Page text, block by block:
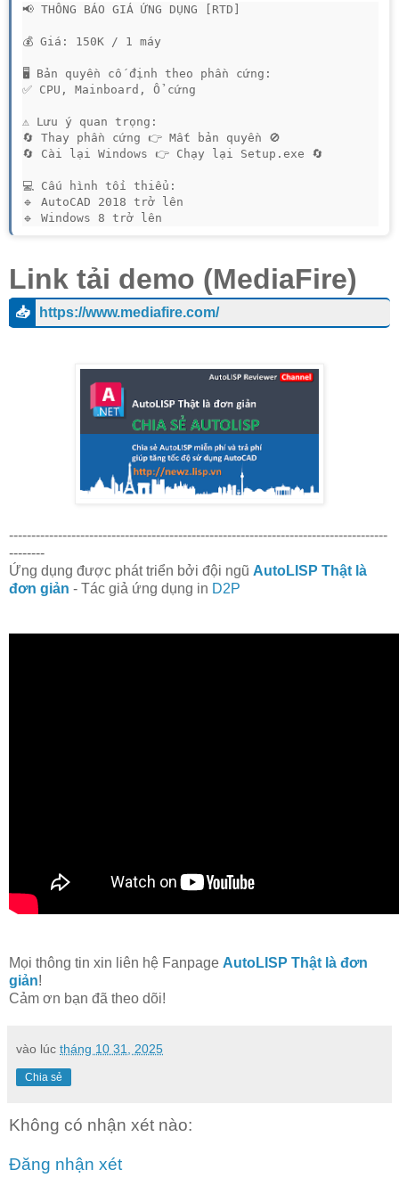
📢 THÔNG BÁO GIÁ ỨNG DỤNG [RTD]
💰 Giá: 150K / 1 máy
🖥 Bản quyền cố định theo phần cứng:
✅ CPU, Mainboard, Ổ cứng
⚠ Lưu ý quan trọng:
🔄 Thay phần cứng 👉 Mất bản quyền 🚫
🔄 Cài lại Windows 👉 Chạy lại Setup.exe 🔄
💻 Cấu hình tối thiểu:
🔹 AutoCAD 2018 trở lên
🔹 Windows 8 trở lên
Link tải demo (MediaFire)
📥 https://www.mediafire.com/
-------------------------------------------------------------------------------------
--------
Ứng dụng được phát triển bởi đội ngũ AutoLISP Thật là
đơn giản - Tác giả ứng dụng in D2P
Mọi thông tin xin liên hệ Fanpage AutoLISP Thật là đơn
giản!
Cảm ơn bạn đã theo dõi!
vào lúc tháng 10 31, 2025
Chia sẻ
Không có nhận xét nào:
Đăng nhận xét